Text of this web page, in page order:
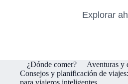
Explorar
¿Dónde comer?
Aventuras y
Consejos y planificación de
para viajeros inteligentes